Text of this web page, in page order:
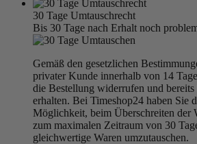
30 Tage Umtauschrecht
Bis 30 Tage nach Erhalt noch
Gemäß den gesetzlichen
privater Kunde innerhalb von 14
die Bestellung widerrufen und
erhalten. Bei Timeshop24 haben Sie
Möglichkeit, beim Überschreiten der
zum maximalen Zeitraum von 30
gleichwertige Waren umzutauschen.